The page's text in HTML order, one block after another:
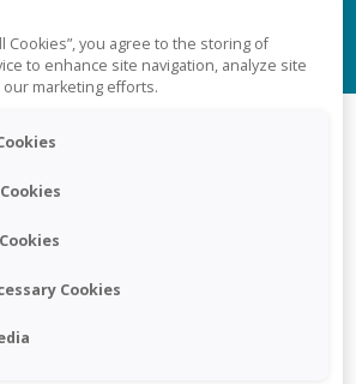
Samenstellen
uitgebreid waar het moet
Cookies”, you agree to the storing of
to enhance site navigation, analyze site
marketing efforts.
Cookies